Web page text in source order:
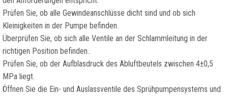
Prüfen Sie, ob alle Gewindeanschlüsse dicht sind und ob sich
Kleinigkeiten in der Pumpe befinden.
Überprüfen Sie, ob sich alle Ventile an der Schlammleitung in der
richtigen Position befinden..
Prüfen Sie, ob der Aufblasdruck des Abluftbeutels zwischen 4±0,5
MPa liegt.
Öffnen Sie die Ein- und Auslassventile des Sprühpumpensystems und